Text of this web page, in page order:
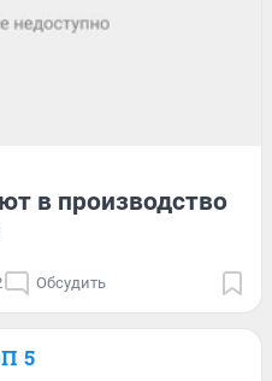
в производство
Обсудить
5